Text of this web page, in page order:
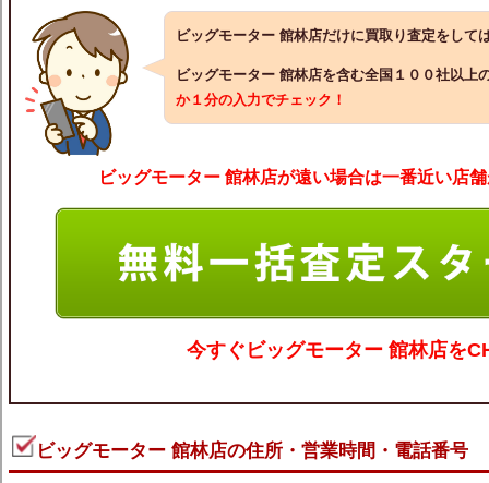
ビッグモーター 館林店だけに買取り査定をして
ビッグモーター 館林店を含む全国１００社以上
か１分の入力でチェック！
ビッグモーター 館林店が遠い場合は一番近い店
今すぐ ビッグモーター 館林店を
ビッグモーター 館林店の住所・営業時間・電話番号